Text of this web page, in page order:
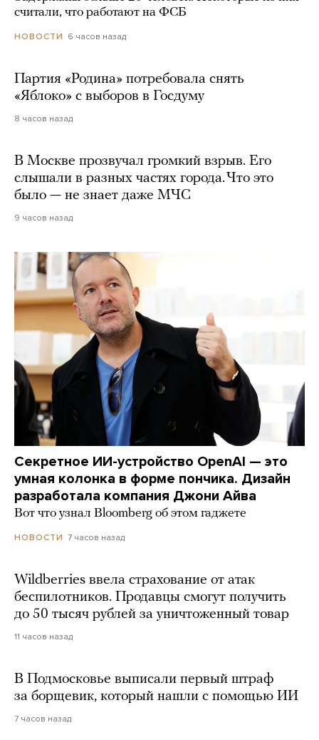
считали, что работают на ФСБ
НОВОСТИ 6 часов назад
Партия «Родина» потребовала снять
«Яблоко» с выборов в Госдуму
8 часов назад
В Москве прозвучал громкий взрыв. Его
слышали в разных частях города. Что это
было — не знает даже МЧС
9 часов назад
Секретное ИИ-устройство OpenAI — это
умная колонка в форме пончика. Дизайн
разработала компания Джони Айва
Вот что узнал Bloomberg об этом гаджете
НОВОСТИ 7 часов назад
Wildberries ввела страхование от атак
беспилотников. Продавцы смогут получить
до 50 тысяч рублей за уничтоженный товар
11 часов назад
В Подмосковье выписали первый штраф
за борщевик, который нашли с помощью ИИ
7 часов назад